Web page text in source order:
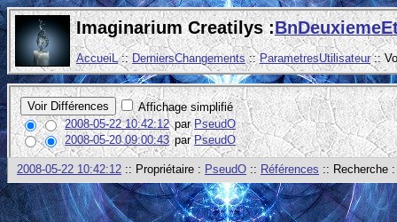
Imaginarium Creatilys :
AccueiL::DerniersChangements::ParametresUtilisateur::
Affichage simplifié
2008-05-22 10:42:12parPseudO
2008-05-20 09:00:43parPseudO
2008-05-22 10:42:12 :: Propriétaire : PseudO :: Références :: Recherche